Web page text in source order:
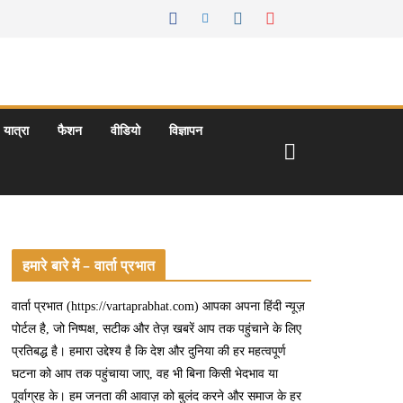
यात्रा फैशन वीडियो विज्ञापन
हमारे बारे में – वार्ता प्रभात
वार्ता प्रभात (https://vartaprabhat.com) आपका अपना हिंदी न्यूज़
पोर्टल है, जो निष्पक्ष, सटीक और तेज़ खबरें आप तक पहुंचाने के लिए
प्रतिबद्ध है। हमारा उद्देश्य है कि देश और दुनिया की हर महत्वपूर्ण
घटना को आप तक पहुंचाया जाए, वह भी बिना किसी भेदभाव या
पूर्वाग्रह के। हम जनता की आवाज़ को बुलंद करने और समाज के हर